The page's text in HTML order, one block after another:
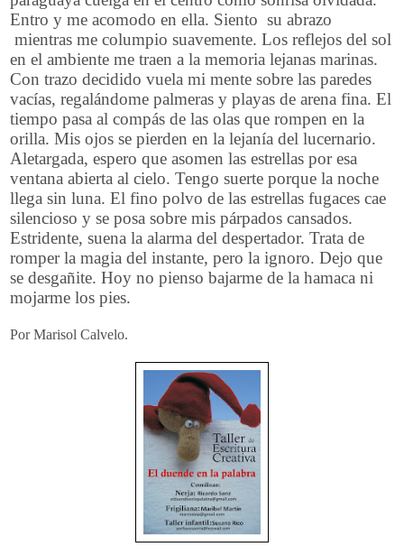
Entro y me acomodo en ella. Siento su abrazo
mientras me columpio suavemente. Los reflejos del sol
en el ambiente me traen a la memoria lejanas marinas.
Con trazo decidido vuela mi mente sobre las paredes
vacías, regalándome palmeras y playas de arena fina. El
tiempo pasa al compás de las olas que rompen en la
orilla. Mis ojos se pierden en la lejanía del lucernario.
Aletargada, espero que asomen las estrellas por esa
ventana abierta al cielo. Tengo suerte porque la noche
llega sin luna. El fino polvo de las estrellas fugaces cae
silencioso y se posa sobre mis párpados cansados.
Estridente, suena la alarma del despertador. Trata de
romper la magia del instante, pero la ignoro. Dejo que
se desgañite. Hoy no pienso bajarme de la hamaca ni
mojarme los pies.
Por Marisol Calvelo.